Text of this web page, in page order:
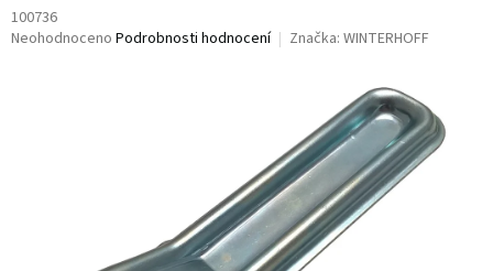
100736
Průměrné
Neohodnoceno Podrobnosti hodnocení Značka: WINTERHOFF